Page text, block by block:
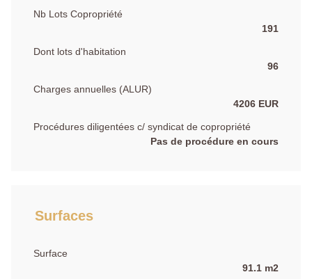
Nb Lots Copropriété
191
Dont lots d'habitation
96
Charges annuelles (ALUR)
4206 EUR
Procédures diligentées c/ syndicat de copropriété
Pas de procédure en cours
Surfaces
Surface
91.1 m2